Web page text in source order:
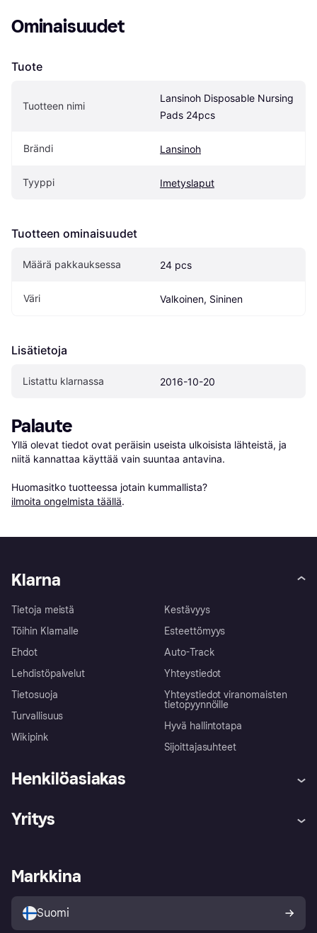
Ominaisuudet
Tuote
Tuotteen nimi
Lansinoh Disposable Nursing
Pads 24pcs
Brändi Lansinoh
Tyyppi Imetyslaput
Tuotteen ominaisuudet
Määrä pakkauksessa 24 pcs
Väri Valkoinen, Sininen
Lisätietoja
Listattu klarnassa 2016-10-20
Palaute
Yllä olevat tiedot ovat peräisin useista ulkoisista lähteistä, ja
niitä kannattaa käyttää vain suuntaa antavina.
Huomasitko tuotteessa jotain kummallista?
ilmoita ongelmista täällä.
Klarna
Tietoja meistä
Töihin Klarnalle
Ehdot
Lehdistöpalvelut
Tietosuoja
Turvallisuus
Wikipink
Kestävyys
Esteettömyys
Auto-Track
Yhteystiedot
Yhteystiedot viranomaisten
tietopyynnöille
Hyvä hallintotapa
Sijoittajasuhteet
Henkilöasiakas
Ohje
Kirjaudu sisään
Tutustu kauppoihin
Ostajan turva
Yritys
Kirjaudu sisään yrityksenä
Markkina
Suomi